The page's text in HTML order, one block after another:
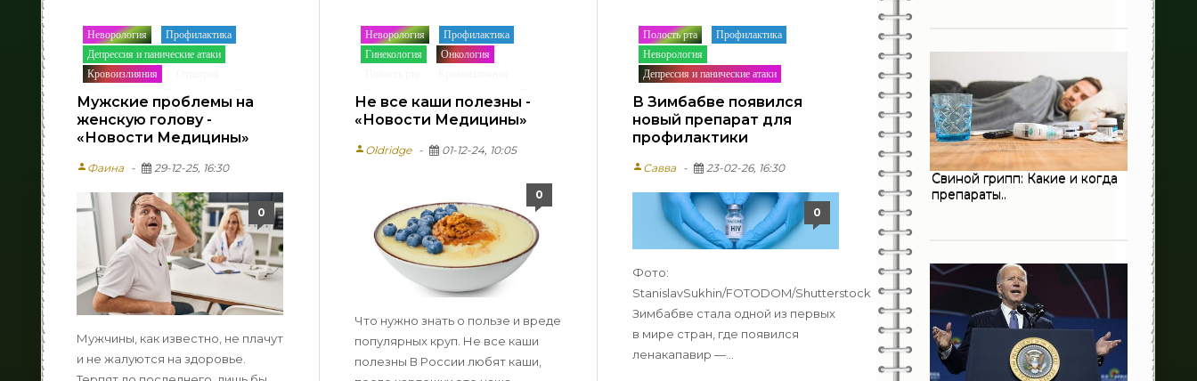
Неворология Профилактика
Депрессия и панические атаки
Кровоизлияния
Последствия
/ Полость рта /
Урология
/ Спастичность
/ Восстановление функции руки /
Новости Медицины
Мужские проблемы на
женскую голову -
«Новости Медицины»
person Фаина 29-12-25, 16:30
0
Мужчины, как известно, не плачут
и не жалуются на здоровье.
Неворология Профилактика
Гинекология
Онкология
/
/ Осложнения / Травматология
/
Депрессия и панические атаки /
Новости Медицины
Не все каши полезны -
«Новости Медицины»
person Oldridge 01-12-24, 10:05
0
Что нужно знать о пользе и вреде
популярных круп. Не все каши
полезны В России любят каши,
Полость рта Профилактика
Неворология
Депрессия и панические атаки
Онкология
/
В Зимбабве появился
новый препарат для
профилактики
person Савва 23-02-26, 16:30
0
Фото:
StanislavSukhin/FOTODOM/Shutterstock
Зимбабве стала одной из первых
в мире стран, где появился
ленакапавир —...
Неврология 13
Онкология 632
Оториноларингология 0
Психиатрия 194
Психология 28
Ревматология 3
Свиной грипп: Какие и когда
препараты..